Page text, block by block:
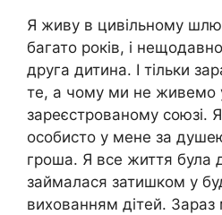
Я живу в цивільному
багато років, і
друга дитина. І тільки
те, а чому ми не живемо
зареєстрованому союзі.
особисто у мене за
гроша. Я все життя була
займалася затишком у
вихованням дітей. Зараз